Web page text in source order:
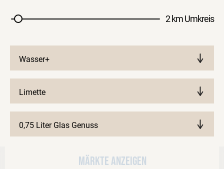
2 km Umkreis
Wasser+
Limette
0,75 Liter Glas Genuss
Märkte anzeigen